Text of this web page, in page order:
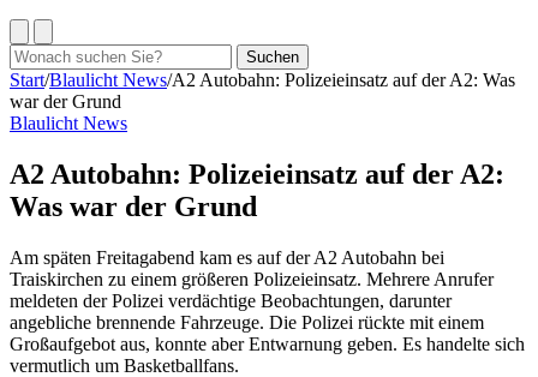
Suchen
nach:
Suchen
Start/Blaulicht News/A2 Autobahn: Polizeieinsatz auf der A2: Was
war der Grund
Blaulicht News
A2 Autobahn: Polizeieinsatz auf der A2:
Was war der Grund
Am späten Freitagabend kam es auf der A2 Autobahn bei
Traiskirchen zu einem größeren Polizeieinsatz. Mehrere Anrufer
meldeten der Polizei verdächtige Beobachtungen, darunter
angebliche brennende Fahrzeuge. Die Polizei rückte mit einem
Großaufgebot aus, konnte aber Entwarnung geben. Es handelte sich
vermutlich um Basketballfans.